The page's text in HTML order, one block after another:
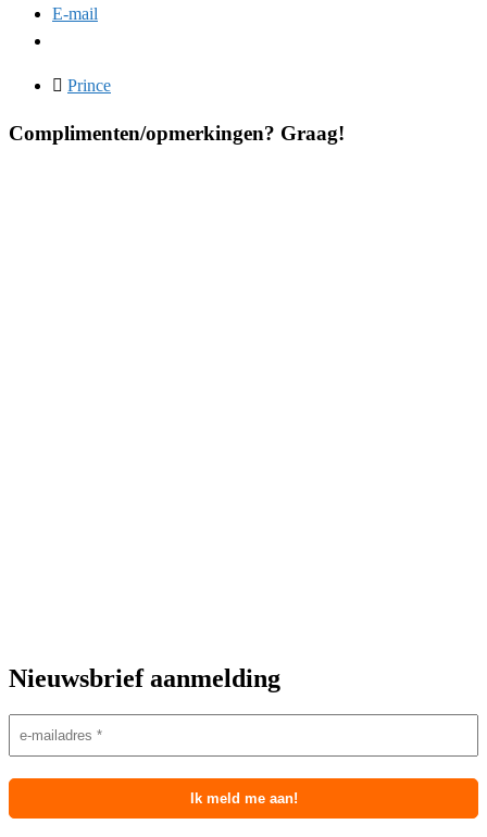
E-mail
Prince
Complimenten/opmerkingen? Graag!
Nieuwsbrief aanmelding